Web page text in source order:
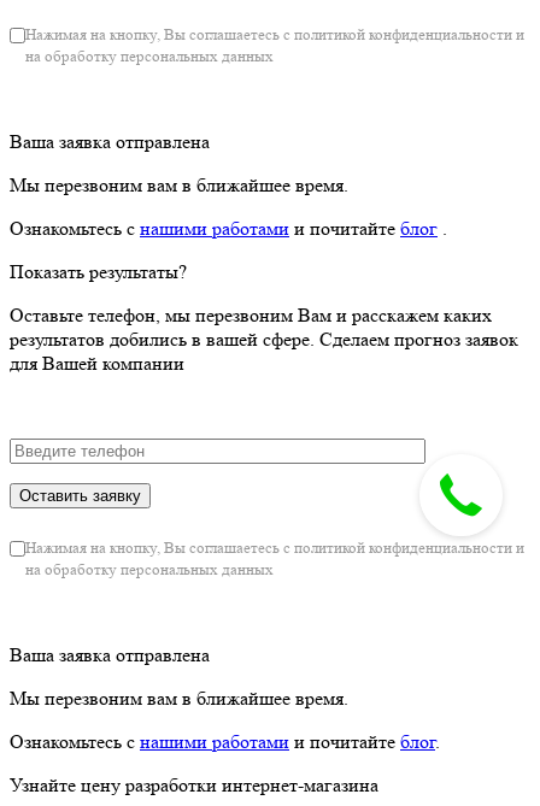
Нажимая на кнопку, Вы соглашаетесь с политикой конфиденциальности и
на обработку персональных данных
Ваша заявка отправлена
Мы перезвоним вам в ближайшее время.
Ознакомьтесь с нашими работами и почитайте блог .
Показать результаты?
Оставьте телефон, мы перезвоним Вам и расскажем каких
результатов добились в вашей сфере. Сделаем прогноз заявок
для Вашей компании
Нажимая на кнопку, Вы соглашаетесь с политикой конфиденциальности и
на обработку персональных данных
Ваша заявка отправлена
Мы перезвоним вам в ближайшее время.
Ознакомьтесь с нашими работами и почитайте блог.
Узнайте цену разработки интернет-магазина